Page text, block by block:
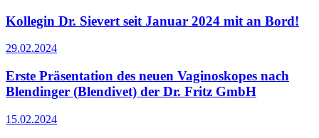
Kollegin Dr. Sievert seit Januar 2024 mit an Bord!
29.02.2024
Erste Präsentation des neuen Vaginoskopes nach
Blendinger (Blendivet) der Dr. Fritz GmbH
15.02.2024